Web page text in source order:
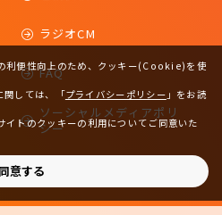
ラジオCM
FAQ
ソーシャルメディアポリ
シー
利便性向上のため、クッキー(Cookie)を使
しては、
「プライバシーポリシー 」をお読
イトのクッキーの利用についてご同意いた
同意する